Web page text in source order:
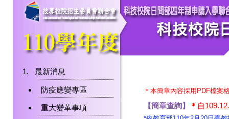
最新消息
防疫應變專區
重大變革事項
＊本簡章內容採用PDF檔案
【簡章查詢】 ＊ 自